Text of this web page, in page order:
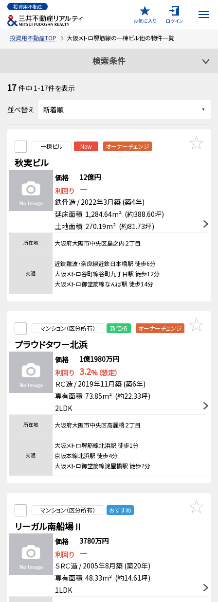
投資用不動産
お気に入り
ログイン
投資用不動産TOP 大阪メトロ堺筋線の一棟ビル他の物件一覧
検索条件
17 件中 1-17件を表示
並べ替え
一棟ビル New オーナーチェンジ
秋実ビル
価格
12億円
利回り
－
鉄骨造 / 2022年3月築 (築4年)
延床面積: 1,284.64m² (約388.60坪)
土地面積: 270.19m² (約81.73坪)
所在地 大阪府大阪市中央区島之内２丁目
交通
近鉄難波・奈良線近鉄日本橋駅 徒歩6分
大阪メトロ谷町線谷町九丁目駅 徒歩12分
大阪メトロ御堂筋線なんば駅 徒歩14分
マンション（区分所有） 新価格 オーナーチェンジ
プラウドタワー北浜
価格
1億1980万円
利回り 3.2%（想定）
ＲＣ造 / 2019年11月築 (築6年)
専有面積: 73.85m² (約22.33坪)
2LDK
所在地 大阪府大阪市中央区高麗橋２丁目
交通
大阪メトロ堺筋線北浜駅 徒歩1分
京阪本線北浜駅 徒歩4分
大阪メトロ御堂筋線淀屋橋駅 徒歩7分
マンション（区分所有） おすすめ
リーガル南船場Ⅱ
価格
3780万円
利回り
－
ＳＲＣ造 / 2005年8月築 (築20年)
専有面積: 48.33m² (約14.61坪)
1LDK